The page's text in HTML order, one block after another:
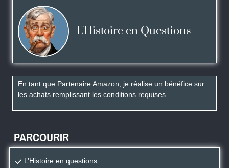
L'Histoire en Questions
En tant que Partenaire Amazon, je réalise un bénéfice sur
les achats remplissant les conditions requises.
PARCOURIR
L’Histoire en questions